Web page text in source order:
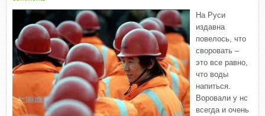
На Руси
издавна
повелось, что
своровать –
это все равно,
что воды
напиться.
Воровали у нс
всегда и очень